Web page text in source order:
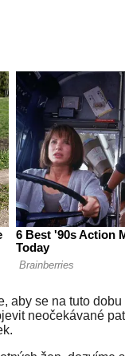
aby se na tuto
neočekávané